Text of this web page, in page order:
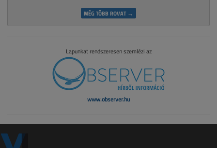
MÉG TÖBB ROVAT →
Lapunkat rendszeresen szemlézi az
www.observer.hu